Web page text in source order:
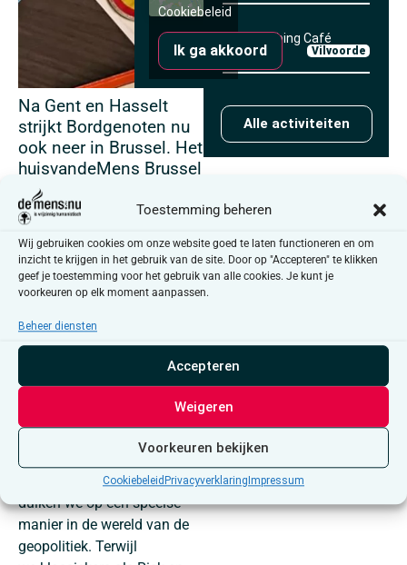
Toestemming beheren
Wij gebruiken cookies om onze website goed te laten functioneren en om
inzicht te krijgen in het gebruik van de site. Door op "Accepteren" te klikken
geef je toestemming voor het gebruik van alle cookies. Je kunt je
voorkeuren op elk moment aanpassen.
Beheer diensten
Accepteren
Weigeren
Voorkeuren bekijken
Cookiebeleid Privacyverklaring Impressum
Cookiebeleid
Ik ga akkoord
Na Gent en Hasselt
strijkt Bordgenoten nu
ook neer in Brussel. Het
huisvandeMens Brussel
en Dwaalzin
handen in elkaar voor
een avond waar
games en
maatschappelijke
thema’selkaar
Altijd al Groenland willen
bemachtigen of Venezuela
willen inlijven om je van de
verzekeren? Tijdens
deze
van Bordgenoten
duiken we op een speelse
manier in de wereld van de
geopolitiek. Terwijl
Yarnbombing Café
7 augustus Vilvoorde
Alle activiteiten